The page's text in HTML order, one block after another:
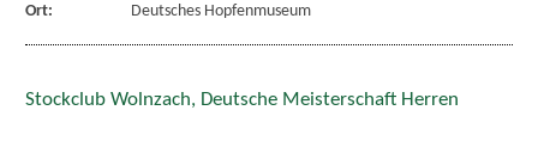
Ort:
Deutsches Hopfenmuseum
Stockclub Wolnzach, Deutsche Meisterschaft Herren